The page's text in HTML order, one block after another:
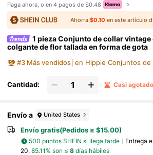
Paga ahora, o en 4 pagos de $0.48
Ahorra $0.10 en este artículo
1 pieza Conjunto de collar vintage
colgante de flor tallada en forma de gota
an Valentín, mamá, madre, Día de la
#3 Más vendidos en Hippie Conjuntos de
Cantidad: Casi agotado
Envío a United States
Envío gratis(Pedidos ≥ $15.00)
500 puntos SHEIN si llega tarde Entrega
20, 85.11% son ≤ 8días hábiles